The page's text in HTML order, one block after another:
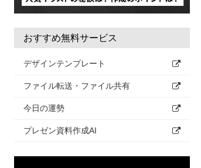
おすすめ無料サービス
デザインテンプレート
ファイル転送・ファイル共有
今日の運勢
プレゼン資料作成AI